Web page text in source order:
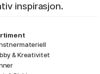
inspirasjon.
& Kreativitet